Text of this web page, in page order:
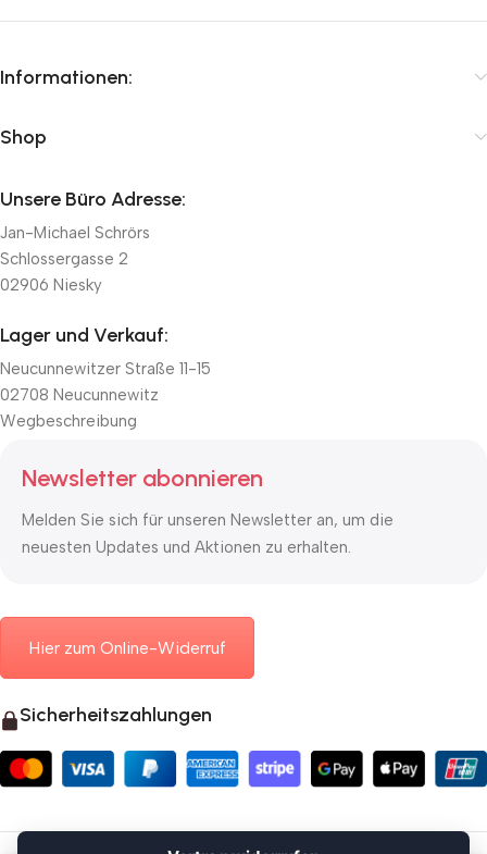
Informationen:
Shop
Unsere Büro Adresse:
Jan-Michael Schrörs
Schlossergasse 2
02906 Niesky
Lager und Verkauf:
Neucunnewitzer Straße 11-15
02708 Neucunnewitz
Wegbeschreibung
Newsletter abonnieren
Melden Sie sich für unseren Newsletter an, um die
neuesten Updates und Aktionen zu erhalten.
Hier zum Online-Widerruf
Sicherheitszahlungen
© 2026 Mauerkasten24.de